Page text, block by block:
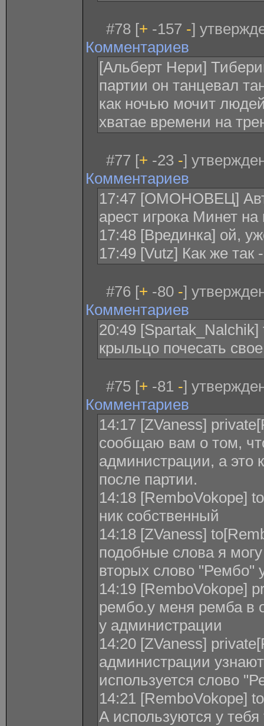
#78 [+ -157 -]
Комментариев
[Альберт Нери]
партии он танцевал
как ночью мочит
хватае времени на
#77 [+ -23 -]
Комментариев
17:47 [ОМОНОВЕЦ]
арест игрока Минет
17:48 [Врединка] ой,
17:49 [Vutz] Как же
#76 [+ -80 -]
Комментариев
20:49
крыльцо почесать
#75 [+ -81 -]
Комментариев
14:17 [ZVaness]
сообщаю вам о том,
администрации, а это
после партии.
14:18 [RemboVokope]
ник собственный
14:18 [ZVaness]
подобные слова я могу
вторых слово "Рембо"
14:19 [RemboVokope]
рембо.у меня ремба в
у администрации
14:20 [ZVaness]
администрации
используется слово
14:21 [RemboVokope]
А используются у тебя